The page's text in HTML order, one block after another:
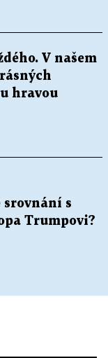
V našem
hravou
srovnání s
Trumpovi?